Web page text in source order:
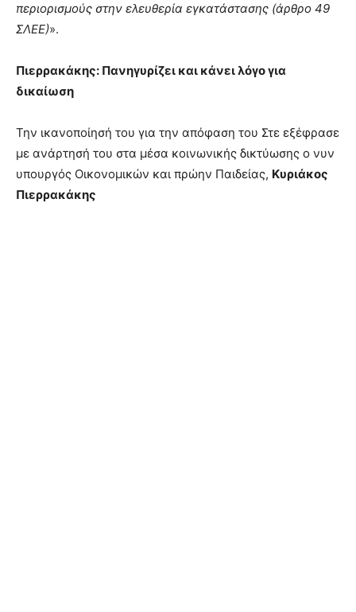
περιορισμούς στην ελευθερία εγκατάστασης (άρθρο 49
ΣΛΕΕ)».
Πιερρακάκης: Πανηγυρίζει και κάνει λόγο για
δικαίωση
Την ικανοποίησή του για την απόφαση του Στε εξέφρασε
με ανάρτησή του στα μέσα κοινωνικής δικτύωσης ο νυν
υπουργός Οικονομικών και πρώην Παιδείας, Κυριάκος
Πιερρακάκης